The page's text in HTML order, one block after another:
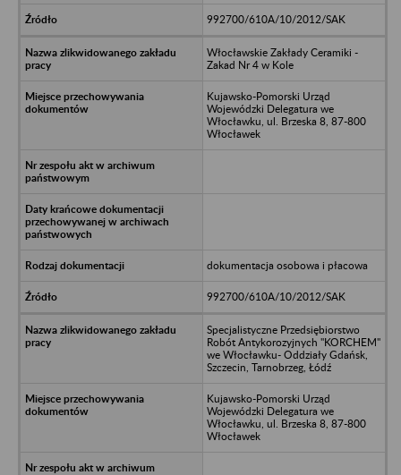
992700/610A/10/2012/SAK
Włocławskie Zakłady Ceramiki -
Zakad Nr 4 w Kole
Kujawsko-Pomorski Urząd
Wojewódzki Delegatura we
Włocławku, ul. Brzeska 8, 87-800
Włocławek
dokumentacja osobowa i płacowa
992700/610A/10/2012/SAK
Specjalistyczne Przedsiębiorstwo
Robót Antykorozyjnych "KORCHEM"
we Włocławku- Oddziały Gdańsk,
Szczecin, Tarnobrzeg, Łódź
Kujawsko-Pomorski Urząd
Wojewódzki Delegatura we
Włocławku, ul. Brzeska 8, 87-800
Włocławek